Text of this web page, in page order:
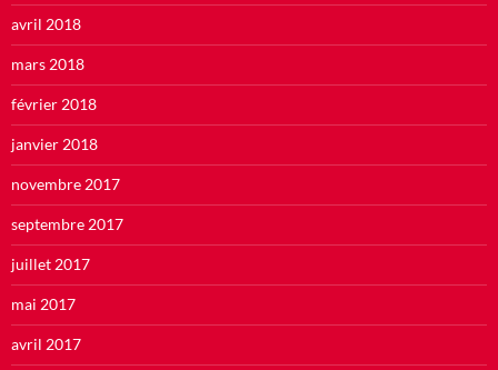
avril 2018
mars 2018
février 2018
janvier 2018
novembre 2017
septembre 2017
juillet 2017
mai 2017
avril 2017